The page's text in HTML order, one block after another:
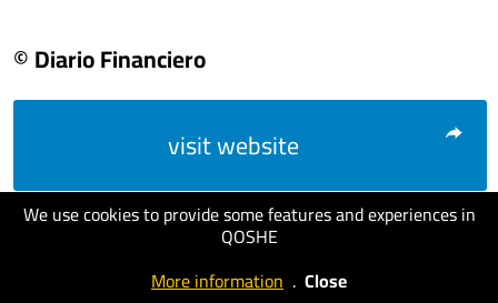
We use cookies to provide some features and experiences in
QOSHE
More information . Close
© Diario Financiero
visit website